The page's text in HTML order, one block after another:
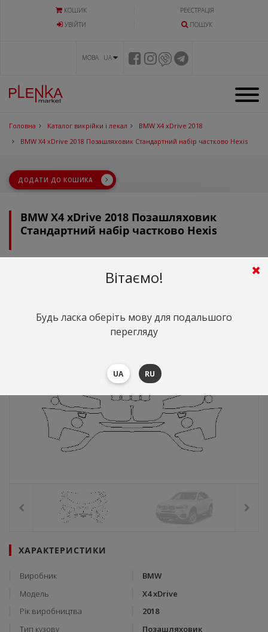
КОШИК
РЕЄСТРАЦІЯ
УВIЙТИ
ПОШУК
МОВА UA
Головна Каталог викрійки і лекал
BMW X4 xDrive 2018
BMW X4 xDrive 2018 Позашляховик Стандартний набір частково Hexis
ДОДАТИ ДО КОШИКА
BMW X4 xDrive 2018 Позашляховик
Стандартний набір частково Hexis
грн. ($173.88)
ХАРАКТЕРИСТИКИ
Виробник
BMW
Модель
X4 xDrive
Рік виробництва
2018
Тип кузову
Позашляховик
Вітаємо!
Будь ласка оберіть мову для подальшого
перегляду
UA RU